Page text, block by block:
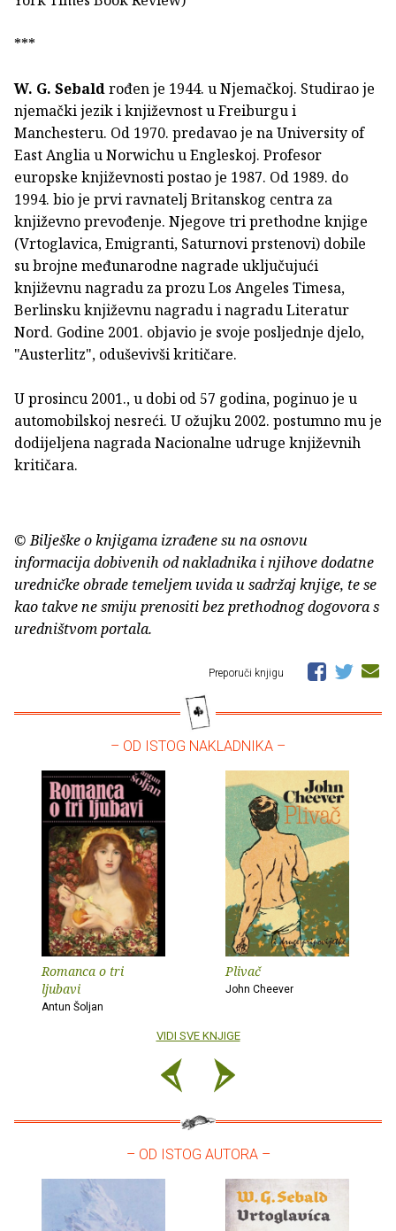
***
W. G. Sebaldrođen je 1944. u Njemačkoj. Studirao je
njemački jezik i književnost u Freiburgu i
Manchesteru. Od 1970. predavao je na University of
East Anglia u Norwichu u Engleskoj. Profesor
europske književnosti postao je 1987. Od 1989. do
1994. bio je prvi ravnatelj Britanskog centra za
književno prevođenje. Njegove tri prethodne knjige
(Vrtoglavica, Emigranti, Saturnovi prstenovi) dobile
su brojne međunarodne nagrade uključujući
književnu nagradu za prozu Los Angeles Timesa,
Berlinsku književnu nagradu i nagradu Literatur
Nord. Godine 2001. objavio je svoje posljednje djelo,
"Austerlitz", oduševivši kritičare.
U prosincu 2001., u dobi od 57 godina, poginuo je u
automobilskoj nesreći. U ožujku 2002. postumno mu je
dodijeljena nagrada Nacionalne udruge književnih
kritičara.
© Bilješke o knjigama izrađene su na osnovu
informacija dobivenih od nakladnika i njihove dodatne
uredničke obrade temeljem uvida u sadržaj knjige, te se
kao takve ne smiju prenositi bez prethodnog dogovora s
uredništvom portala.
Preporuči knjigu
– OD ISTOG NAKLADNIKA –
Romanca o tri
ljubavi
Antun Šoljan
Plivač
John Cheever
VIDI SVE KNJIGE
– OD ISTOG AUTORA –